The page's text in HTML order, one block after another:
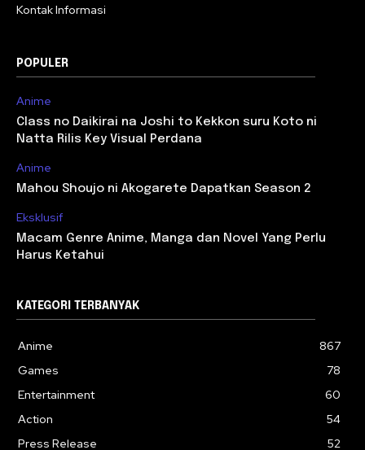
Kontak Informasi
POPULER
Anime
Class no Daikirai na Joshi to Kekkon suru Koto ni
Natta Rilis Key Visual Perdana
Anime
Mahou Shoujo ni Akogarete Dapatkan Season 2
Eksklusif
Macam Genre Anime, Manga dan Novel Yang Perlu
Harus Ketahui
KATEGORI TERBANYAK
Anime
867
Games
78
Entertainment
60
Action
54
Press Release
52